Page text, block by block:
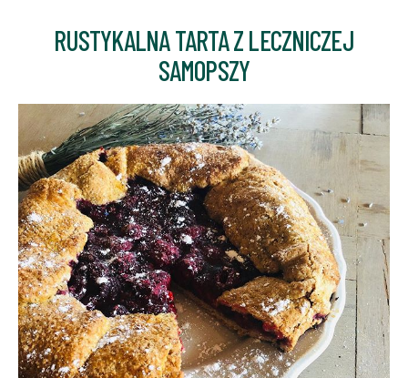
RUSTYKALNA TARTA Z LECZNICZEJ
SAMOPSZY